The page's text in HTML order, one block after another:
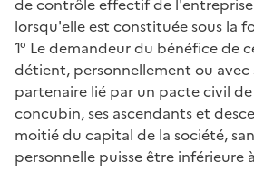
lorsqu'elle est constituée sous la
1° Le demandeur du bénéfice de
détient, personnellement ou avec
partenaire lié par un pacte civil
concubin, ses ascendants et
moitié du capital de la société,
personnelle puisse être inférieure